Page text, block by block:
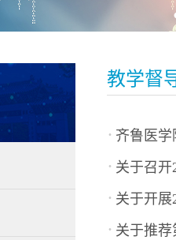
教学督
· 齐鲁医
· 关于召开
· 关于开展
· 关于推